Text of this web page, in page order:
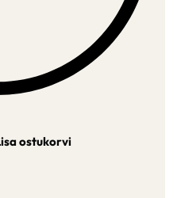
ostukorvi